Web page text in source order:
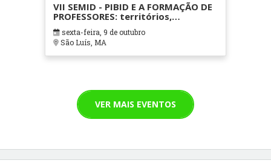
VII SEMID - PIBID E A FORMAÇÃO DE
PROFESSORES: territórios,
diversidades e práticas
transformadoras
sexta-feira, 9 de outubro
São Luís, MA
VER MAIS EVENTOS